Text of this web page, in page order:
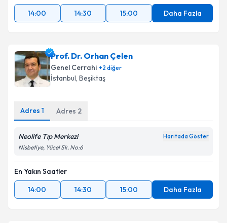
14:00
14:30 15:00 Daha Fazla
Prof. Dr. Orhan Çelen
Genel Cerrahi +2 diğer
İstanbul, Beşiktaş
Adres 1 Adres 2
Neolife Tıp Merkezi Haritada Göster
Nisbetiye, Yücel Sk. No:6
En Yakın Saatler
14:00
14:30 15:00 Daha Fazla